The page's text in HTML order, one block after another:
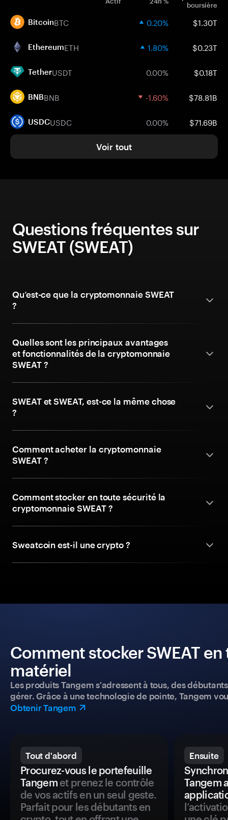
boursière
BitcoinBTC 0.20% $1.30T
EthereumETH 1.80% $0.23T
TetherUSDT 0.00% $0.18T
BNBBNB -1.60% $78.81B
USDCUSDC 0.00% $71.69B
Voir tout
Questions fréquentes sur
SWEAT (SWEAT)
Qu’est-ce que la cryptomonnaie SWEAT
?
Quelles sont les principaux avantages
et fonctionnalités de la cryptomonnaie
SWEAT ?
SWEAT et SWEAT, est-ce la même chose
?
Comment acheter la cryptomonnaie
SWEAT ?
Comment stocker en toute sécurité la
cryptomonnaie SWEAT ?
Sweatcoin est-il une crypto ?
Comment stocker SWEAT
matériel
Les produits Tangem s'adressent à tous, des
gérer. Grâce à une technologie de pointe, Tangem
Obtenir Tangem
Tout d'abord
Procurez-vous le portefeuille
Tangemet prenez le contrôle
de vos actifs en un seul geste.
Parfait pour les débutants en
Ensuite
Tangem